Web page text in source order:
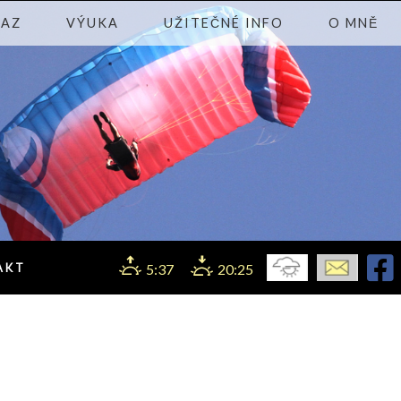
VÝUKA UŽITEČNÉ INFO O MNĚ
20:25
5:37